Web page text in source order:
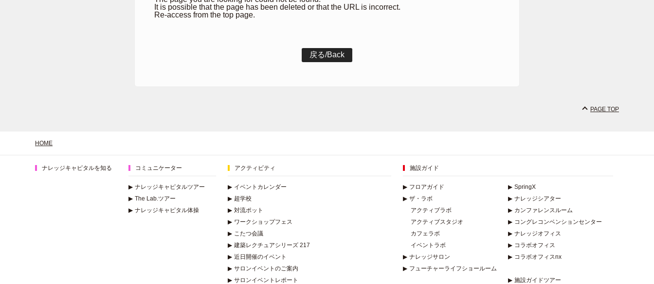
It is possible that the page has been deleted or that the URL is incorrect.
Re-access from the top page.
PAGE TOP
HOME
ナレッジキャピタルを知る コミュニケーター
▶ ナレッジキャピタルツアー
▶ The Lab.ツアー
▶ ナレッジキャピタル体操
アクティビティ
▶ イベントカレンダー
▶ 超学校
▶ 対流ポット
▶ ワークショップフェス
▶ こたつ会議
▶ 建築レクチュアシリーズ 217
▶ 近日開催のイベント
▶ サロンイベントのご案内
▶ サロンイベントレポート
施設ガイド
▶ フロアガイド
▶ ザ・ラボ
アクティブラボ
アクティブスタジオ
カフェラボ
イベントラボ
▶ ナレッジサロン
▶ フューチャーライフショールーム
▶ SpringX
▶ ナレッジシアター
▶ カンファレンスルーム
▶ コングレコンベンションセンター
▶ ナレッジオフィス
▶ コラボオフィス
▶ コラボオフィスnx
▶ 施設ガイドツアー